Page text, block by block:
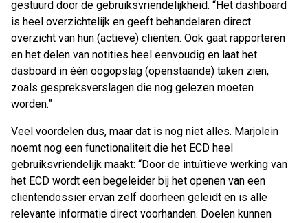
gestuurd door de gebruiksvriendelijkheid. “Het dashboard
is heel overzichtelijk en geeft behandelaren direct
overzicht van hun (actieve) cliënten. Ook gaat rapporteren
en het delen van notities heel eenvoudig en laat het
dasboard in één oogopslag (openstaande) taken zien,
zoals gespreksverslagen die nog gelezen moeten
worden.”
Veel voordelen dus, maar dat is nog niet alles. Marjolein
noemt nog een functionaliteit die het ECD heel
gebruiksvriendelijk maakt: “Door de intuïtieve werking van
het ECD wordt een begeleider bij het openen van een
cliëntendossier ervan zelf doorheen geleidt en is alle
relevante informatie direct voorhanden. Doelen kunnen